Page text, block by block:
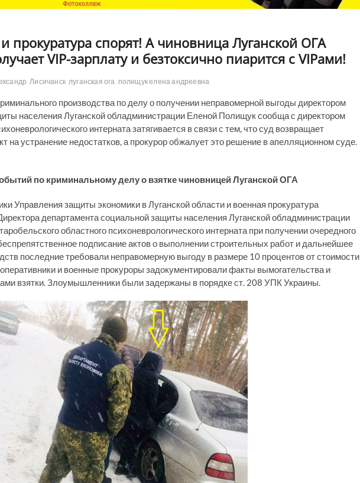
и прокуратура спорят! А чиновница Луганской ОГА
VIP-зарплату и безтоксично пиарится с VIPами!
Лисичанск луганская ога полищук елена андреевна
производства по делу о получении неправомерной выгоды директором
населения Луганской обладминистрации Еленой Полищук сообща с директором
интерната затягивается в связи с тем, что суд возвращает
на устранение недостатков, а прокурор обжалует это решение в апелляционном суде.
по криминальному делу о взятке чиновницей ЛуганскойОГА
Управления защиты экономики в Луганской области и военная прокуратура
департамента социальной защиты населения Луганской обладминистрации
областного психоневрологического интерната при получении очередного
подписание актов о выполнении строительных работ и дальнейшее
последние требовали неправомерную выгоду в размере 10 процентов от стоимости
и военные прокуроры задокументировали факты вымогательства и
взятки. Злоумышленники были задержаны в порядке ст. 208 УПК Украины.